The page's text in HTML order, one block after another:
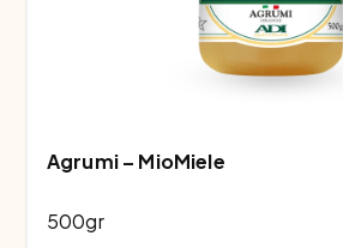
Agrumi – MioMiele
500gr